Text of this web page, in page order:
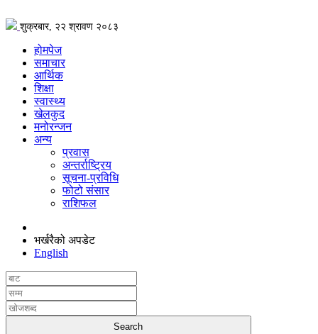
शुक्रबार, २२ श्रावण २०८३
होमपेज
समाचार
आर्थिक
शिक्षा
स्वास्थ्य
खेलकुद
मनोरन्जन
अन्य
प्रवास
अन्तर्राष्ट्रिय
सूचना-प्रविधि
फोटो संसार
राशिफल
भर्खरैको अपडेट
English